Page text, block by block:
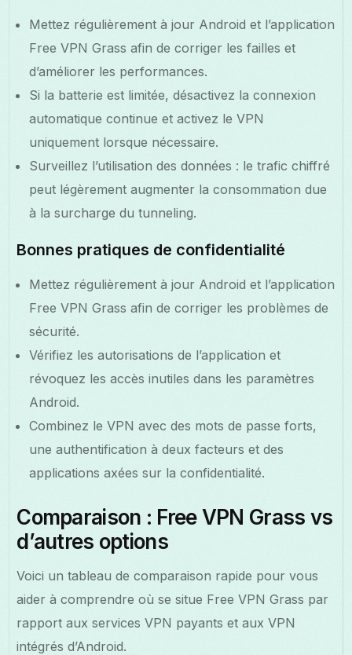
Mettez régulièrement à jour Android et l’application
Free VPN Grass afin de corriger les failles et
d’améliorer les performances.
Si la batterie est limitée, désactivez la connexion
automatique continue et activez le VPN
uniquement lorsque nécessaire.
Surveillez l’utilisation des données : le trafic chiffré
peut légèrement augmenter la consommation due
à la surcharge du tunneling.
Bonnes pratiques de confidentialité
Mettez régulièrement à jour Android et l’application
Free VPN Grass afin de corriger les problèmes de
sécurité.
Vérifiez les autorisations de l’application et
révoquez les accès inutiles dans les paramètres
Android.
Combinez le VPN avec des mots de passe forts,
une authentification à deux facteurs et des
applications axées sur la confidentialité.
Comparaison : Free VPN Grass vs
d’autres options
Voici un tableau de comparaison rapide pour vous
aider à comprendre où se situe Free VPN Grass par
rapport aux services VPN payants et aux VPN
intégrés d’Android.